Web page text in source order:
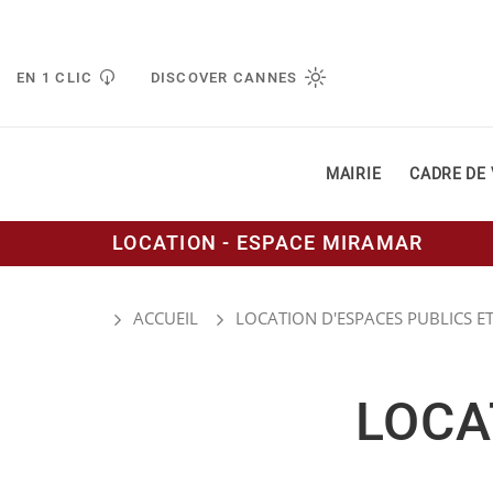
EN 1 CLIC DISCOVER CANNES
MAIRIE CADRE DE
LOCATION - ESPACE MIRAMAR
ACCUEIL LOCATION D'ESPACES PUBLICS